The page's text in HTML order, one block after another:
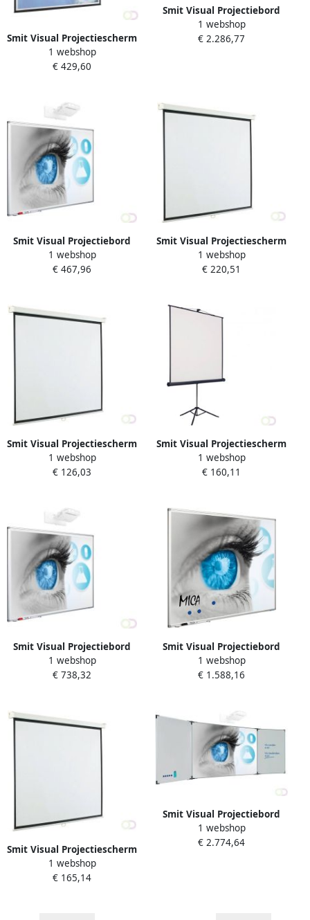
Smit Visual Projectiescherm
elektrisch (16:10) 4 kaders
160x2335mm
1 webshop
€ 429,60
Smit Visual Projectiebord
emailstaal mat wit (16:10)
Extraflat profiel enkelvlaks
1 webshop
€ 2.286,77
Smit Visual Projectiebord
emailstaal mat wit softline
profiel 8mm voor pen
1 webshop
€ 467,96
Smit Visual Projectiescherm
handbediend (16:10) 4
kaders (190 x 147)
1 webshop
€ 220,51
Smit Visual Projectiescherm
handbediend (1:1) 2 kaders
(180 x 180)
1 webshop
€ 126,03
Smit Visual Projectiescherm
statief (1:1) 2 kaders
1810x200mm
1 webshop
€ 160,11
Smit Visual Projectiebord
emailstaal mat wit (5:2)
softline profiel 8mm voor
1 webshop
€ 738,32
Smit Visual Projectiebord
Softline profiel 8mm email
wit MICA projectie (16:9)
1 webshop
€ 1.588,16
Smit Visual Projectiescherm
handbediend (4:3) 4 kaders
2200x140mm
1 webshop
€ 165,14
Smit Visual Projectiebord
emailstaal mat wit (16:10)
Extraflat profiel 5-vlaks voor
1 webshop
€ 2.774,64